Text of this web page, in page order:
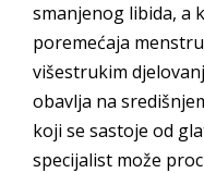
smanjenog libida, a
poremećaja
višestrukim
obavlja na
koji se sastoje od
specijalist može